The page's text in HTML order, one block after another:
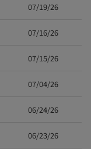
07/19/26
07/16/26
07/15/26
07/04/26
06/24/26
06/23/26